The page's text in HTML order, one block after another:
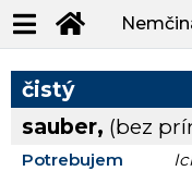
čistý
sauber, (bez
Potrebujem